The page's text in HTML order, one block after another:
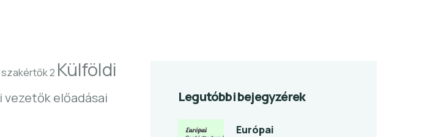
2 Külföldi
vezetők előadásai Legutóbbi bejegyzérek
Európai